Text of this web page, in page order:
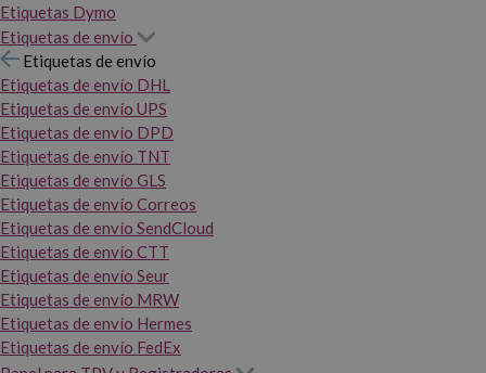
Etiquetas Dymo
Etiquetas de envío
Etiquetas de envío
Etiquetas de envío DHL
Etiquetas de envío UPS
Etiquetas de envío DPD
Etiquetas de envío TNT
Etiquetas de envío GLS
Etiquetas de envío Correos
Etiquetas de envío SendCloud
Etiquetas de envío CTT
Etiquetas de envío Seur
Etiquetas de envío MRW
Etiquetas de envío Hermes
Etiquetas de envío FedEx